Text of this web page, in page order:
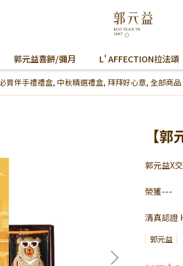
郭元益喜餅/彌月 L' AFFECTION拉法頌
買伴手禮禮盒, 中秋精選禮盒, 拜拜好心意, 全部商品
【
郭元益X
榮獲---
清真認證
郭元益